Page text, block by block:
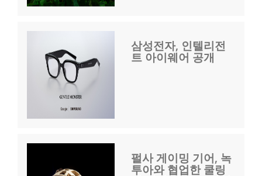
삼성전자, 인텔리전
트 아이웨어 공개
펄사 게이밍 기어, 녹
투아와 협업한 쿨링